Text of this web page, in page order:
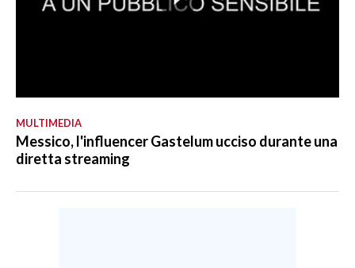
MULTIMEDIA
Messico, l'influencer Gastelum ucciso durante una
diretta streaming